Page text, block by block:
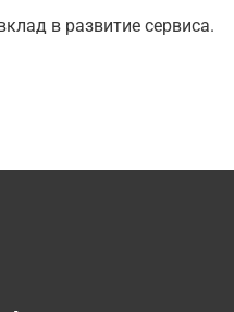
в развитие сервиса.